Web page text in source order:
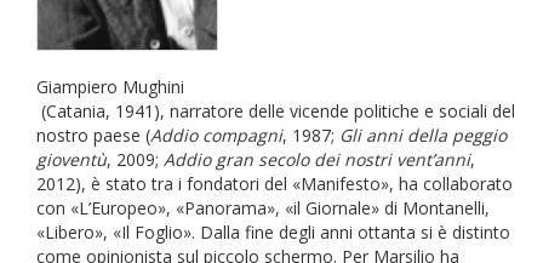
Giampiero Mughini
(Catania, 1941), narratore delle vicende politiche e sociali del
nostro paese (Addio compagni, 1987; Gli anni della peggio
gioventù, 2009; Addio gran secolo dei nostri vent’anni,
2012), è stato tra i fondatori del «Manifesto», ha collaborato
con «L’Europeo», «Panorama», «il Giornale» di Montanelli,
«Libero», «Il Foglio». Dalla fine degli anni ottanta si è distinto
come opinionista sul piccolo schermo. Per Marsilio ha